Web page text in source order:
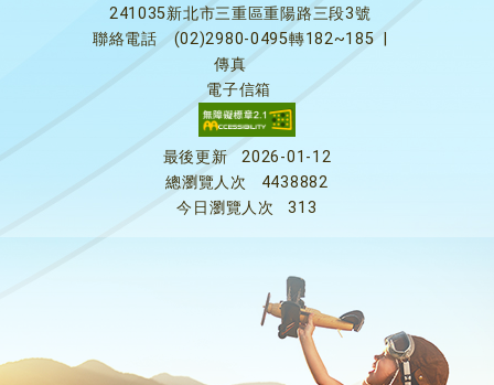
241035新北市三重區重陽路三段3號
聯絡電話
(02)2980-0495轉182~185
傳真
電子信箱
最後更新
2026-01-12
總瀏覽人次
4438882
今日瀏覽人次
313